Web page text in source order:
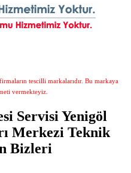
tescilli markalarıdır. Bu markaya
vermekteyiz.
Servisi Yenigöl
Merkezi Teknik
Bizleri